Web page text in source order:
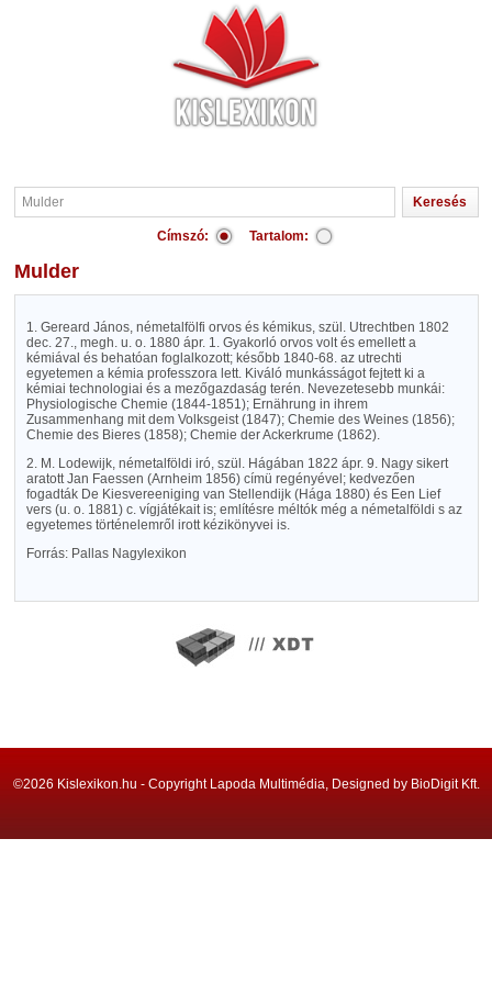
Címszó: Tartalom:
Mulder
1. Gereard János, németalfölfi orvos és kémikus, szül. Utrechtben 1802
dec. 27., megh. u. o. 1880 ápr. 1. Gyakorló orvos volt és emellett a
kémiával és behatóan foglalkozott; később 1840-68. az utrechti
egyetemen a kémia professzora lett. Kiváló munkásságot fejtett ki a
kémiai technologiai és a mezőgazdaság terén. Nevezetesebb munkái:
Physiologische Chemie (1844-1851); Ernährung in ihrem
Zusammenhang mit dem Volksgeist (1847); Chemie des Weines (1856);
Chemie des Bieres (1858); Chemie der Ackerkrume (1862).
2. M. Lodewijk, németalföldi iró, szül. Hágában 1822 ápr. 9. Nagy sikert
aratott Jan Faessen (Arnheim 1856) címü regényével; kedvezően
fogadták De Kiesvereeniging van Stellendijk (Hága 1880) és Een Lief
vers (u. o. 1881) c. vígjátékait is; említésre méltók még a németalföldi s az
egyetemes történelemről irott kézikönyvei is.
Forrás: Pallas Nagylexikon
©2026 Kislexikon.hu - Copyright Lapoda Multimédia, Designed by BioDigit Kft.